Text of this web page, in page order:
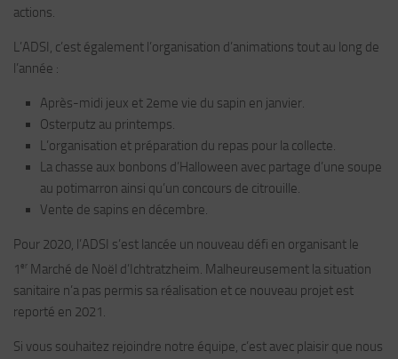
actions.
L’ADSI, c’est également l’organisation d’animations tout au long de
l’année :
Après-midi jeux et 2eme vie du sapin en janvier.
Osterputz au printemps.
L’organisation et préparation du repas pour la collecte.
La chasse aux bonbons d’Halloween avec partage d’une soupe
au potimarron ainsi qu’un concours de citrouille.
Vente de sapins en décembre.
Pour 2020, l’ADSI s’est lancée un nouveau défi en organisant le
1 er Marché de Noël d’Ichtratzheim. Malheureusement la situation
sanitaire n’a pas permis sa réalisation et ce nouveau projet est
reporté en 2021.
Si vous souhaitez rejoindre notre équipe, c’est avec plaisir que nous